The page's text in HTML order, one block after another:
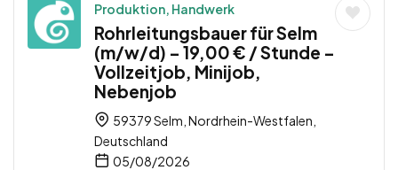
Produktion, Handwerk
Rohrleitungsbauer für Selm
(m/w/d) – 19,00 € / Stunde –
Vollzeitjob, Minijob,
Nebenjob
59379 Selm, Nordrhein-Westfalen,
Deutschland
05/08/2026